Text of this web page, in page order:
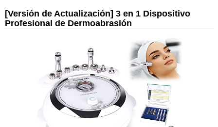
[Versión de Actualización] 3 en 1 Dispositivo
Profesional de Dermoabrasión